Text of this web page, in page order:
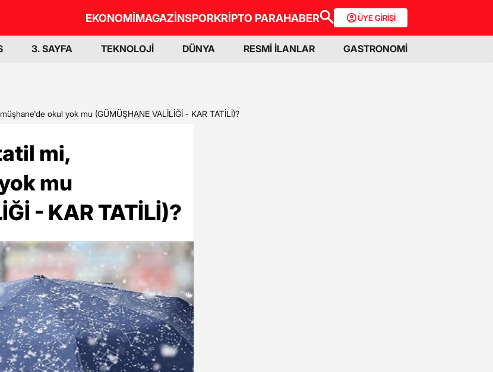
EKONOMİMAGAZİNSPORKRİPTO PARAHABER ÜYE GİRİŞİ
3. SAYFA TEKNOLOJİ DÜNYA RESMİ İLANLAR GASTRONOMİ
okul yok mu (GÜMÜŞHANE VALİLİĞİ - KAR TATİLİ)?
mi,
mu
- KAR TATİLİ)?